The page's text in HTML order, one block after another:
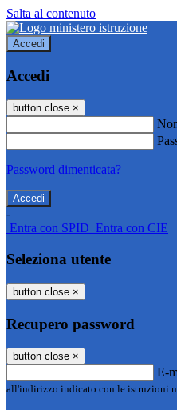
Salta al contenuto
Accedi
Accedi
button close ×
Password dimenticata?
-
Entra con SPID Entra con CIE
Seleziona utente
button close ×
Recupero password
button close ×
E-
all'indirizzo indicato con le istruzioni